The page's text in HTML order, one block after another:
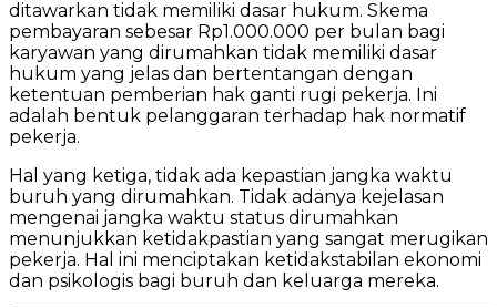
ditawarkan tidak memiliki dasar hukum. Skema
pembayaran sebesar Rp1.000.000 per bulan bagi
karyawan yang dirumahkan tidak memiliki dasar
hukum yang jelas dan bertentangan dengan
ketentuan pemberian hak ganti rugi pekerja. Ini
adalah bentuk pelanggaran terhadap hak normatif
pekerja.
Hal yang ketiga, tidak ada kepastian jangka waktu
buruh yang dirumahkan. Tidak adanya kejelasan
mengenai jangka waktu status dirumahkan
menunjukkan ketidakpastian yang sangat merugikan
pekerja. Hal ini menciptakan ketidakstabilan ekonomi
dan psikologis bagi buruh dan keluarga mereka.